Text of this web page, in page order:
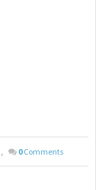
, 0 Comments